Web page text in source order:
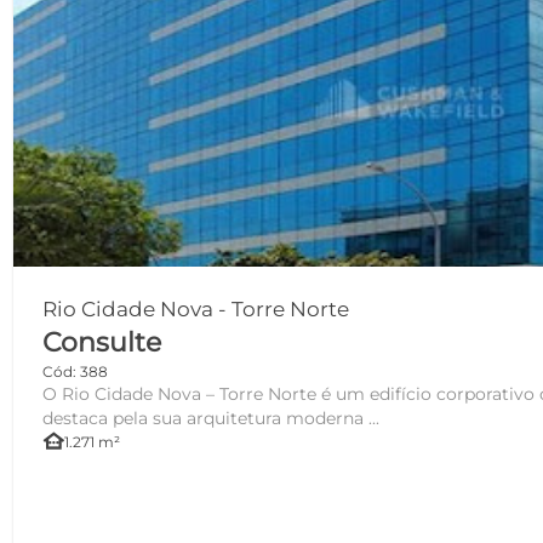
Rio Cidade Nova - Torre Norte
Consulte
Cód: 388
O Rio Cidade Nova – Torre Norte é um edifício corporativo
destaca pela sua arquitetura moderna ...
other_houses1.271 m²